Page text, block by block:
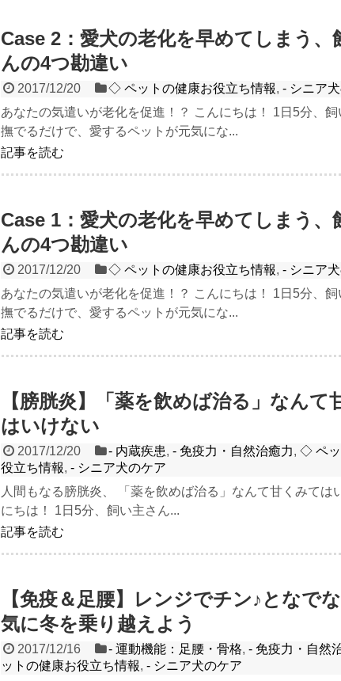
Case 2：愛犬の老化を早めてしまう、
んの4つ勘違い
2017/12/20 ◇ ペットの健康お役立ち情報,- シニア
あなたの気遣いが老化を促進！？ こんにちは！ 1日5分、
撫でるだけで、愛するペットが元気にな...
記事を読む
Case 1：愛犬の老化を早めてしまう、
んの4つ勘違い
2017/12/20 ◇ ペットの健康お役立ち情報,- シニア
あなたの気遣いが老化を促進！？ こんにちは！ 1日5分、
撫でるだけで、愛するペットが元気にな...
記事を読む
【膀胱炎】「薬を飲めば治る」なんて
はいけない
2017/12/20 - 内蔵疾患,- 免疫力・自然治癒力,◇ ペッ
役立ち情報, - シニア犬のケア
人間もなる膀胱炎、 「薬を飲めば治る」なんて甘くみては
にちは！ 1日5分、飼い主さん...
記事を読む
【免疫＆足腰】レンジでチン♪となで
気に冬を乗り越えよう
2017/12/16 - 運動機能：足腰・骨格,- 免疫力・自然
ットの健康お役立ち情報, - シニア犬のケア